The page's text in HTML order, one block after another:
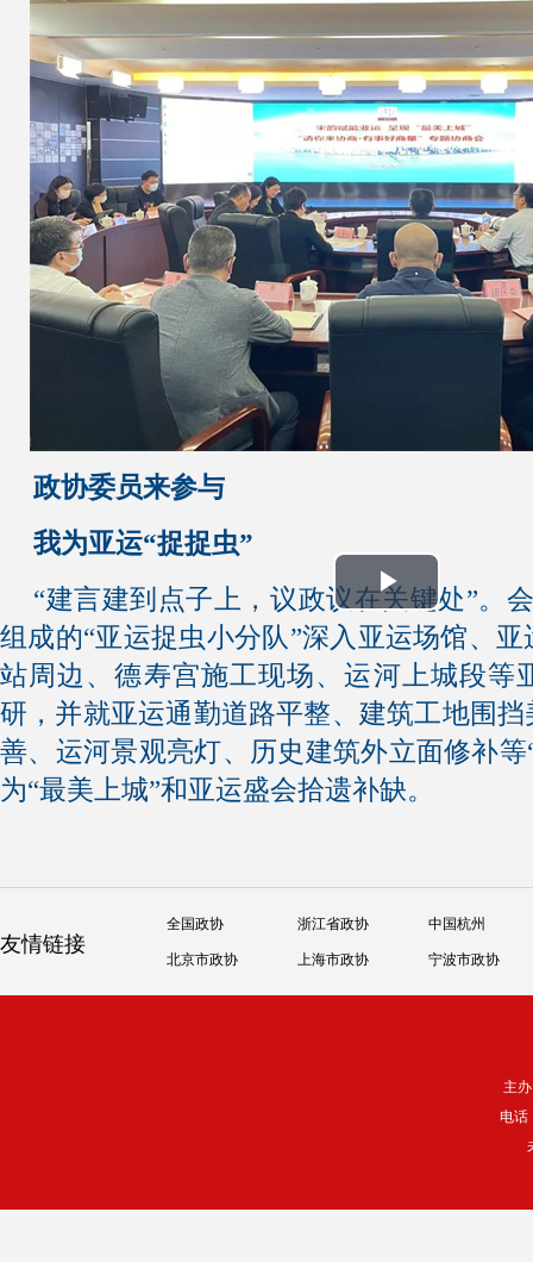
政协委员来参与
我为亚运“捉捉虫”
Play
Video
“建言建到点子上，议政议在关键处”。
组成的“亚运捉虫小分队”深入亚运场馆、
站周边、德寿宫施工现场、运河上城段等
研，并就亚运通勤道路平整、建筑工地围
善、运河景观亮灯、历史建筑外立面修补
为“最美上城”和亚运盛会拾遗补缺。